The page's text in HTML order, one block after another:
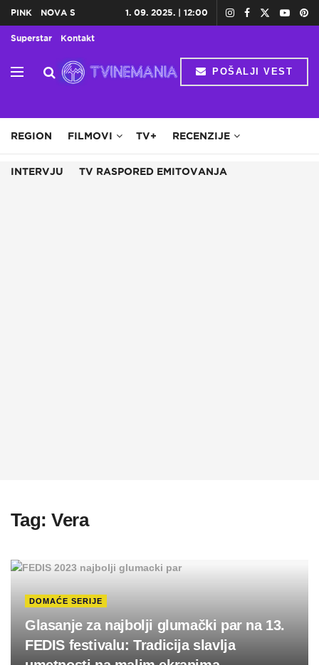
PINK NOVA S
Superstar Kontakt
1. 09. 2025. | 12:00
POŠALJI VEST
REGION FILMOVI TV+ RECENZIJE
INTERVJU TV RASPORED EMITOVANJA
Tag:Vera
DOMAĆE SERIJE
Glasanje za najbolji glumački par na 13.
FEDIS festivalu: Tradicija slavlja